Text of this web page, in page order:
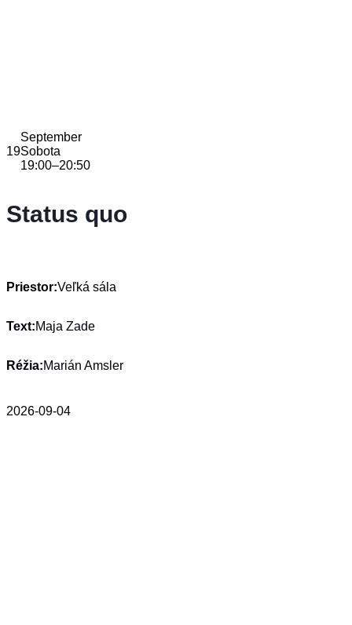
19
September
Sobota
19:00–20:50
Status quo
Priestor:Veľká sála
Text:Maja Zade
Réžia:Marián Amsler
2026-09-04